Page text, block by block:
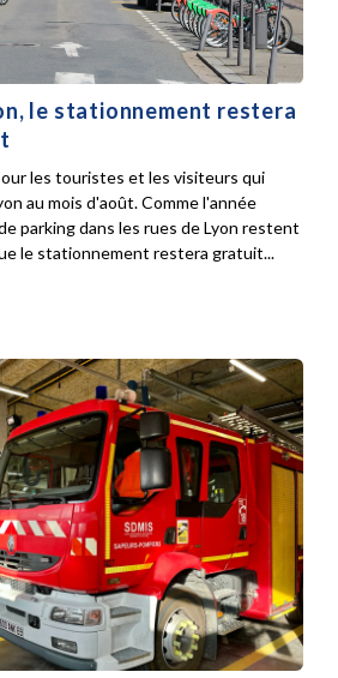
le stationnement restera
les touristes et les visiteurs qui
au mois d'août. Comme l'année
parking dans les rues de Lyon restent
le stationnement restera gratuit...